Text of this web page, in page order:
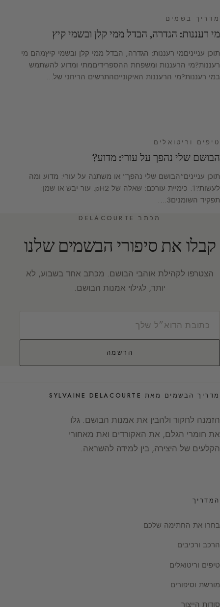
מדריך בשמים
מי רעננות: הגדרה, הבדל ממי קלן ובשמי קיץ
תוכן ענייניםמי רעננות: הגדרה, הבדל ממי קלן ובשמי קיץמהם מי
רעננות?מי הרעננות ומשפחת ההספרידיםמתי ומדוע להשתמש
במי רעננות?מי הרעננות האיקונייםהתרשים הריחני של…
טיפים וריטואלים
הבושם שלי נהפך על עורי: מדוע?
תוכן עניינים“הבושם שלי נהפך” או משתנה על עורי: מדוע ומה
לעשות?1. כימיית עורכם: שאלה של pH2. עור יבש או שמן:
תפקיד השומנים3.…
מכתב DELACOURTE
קבלו את סיפורי הבשמים שלנו
הצטרפו לקהילת אוהבי הבושם. מכתב אחד בשבוע, לא
יותר, לגילוי אמנות הבושם.
הרשמה
מדריך הבשמים מאת SYLVAINE DELACOURTE
הזמנה לחקור ולהבין את אמנות הבושם. גלו
את חומרי הגלם, את האקורדים ואת מאחורי
הקלעים של היצירה, בין למידה להשראה.
המדריך
בחרו את החתימה שלכם
הרכב ורכיבים
טיפים וריטואלים
מורשת וסיפורים
סודות הייצור